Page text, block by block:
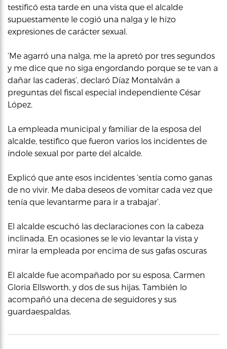
testificó esta tarde en una vista que el alcalde
supuestamente le cogió una nalga y le hizo
expresiones de carácter sexual.
‘Me agarró una nalga, me la apretó por tres segundos
y me dice que no siga engordando porque se te van a
dañar las caderas’, declaró Díaz Montalván a
preguntas del fiscal especial independiente César
López.
La empleada municipal y familiar de la esposa del
alcalde, testifico que fueron varios los incidentes de
índole sexual por parte del alcalde.
Explicó que ante esos incidentes ‘sentía como ganas
de no vivir. Me daba deseos de vomitar cada vez que
tenía que levantarme para ir a trabajar’.
El alcalde escuchó las declaraciones con la cabeza
inclinada. En ocasiones se le vio levantar la vista y
mirar la empleada por encima de sus gafas oscuras
El alcalde fue acompañado por su esposa, Carmen
Gloria Ellsworth, y dos de sus hijas. También lo
acompañó una decena de seguidores y sus
guardaespaldas.